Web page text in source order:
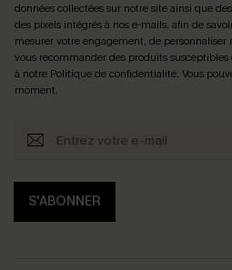
données collectées sur notre site ainsi que
des pixels intégrés à nos e-mails, afin de
mesurer votre engagement, de personnaliser
vous recommander des produits
à notre Politique de confidentialité. Vous
moment.
S'ABONNER